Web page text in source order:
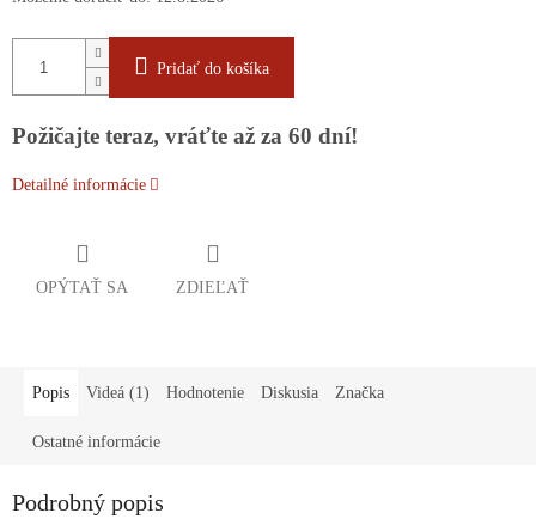
Pridať do košíka
Požičajte teraz, vráťte až za 60 dní!
Detailné informácie
OPÝTAŤ SA ZDIEĽAŤ
Popis Videá (1) Hodnotenie Diskusia Značka
Ostatné informácie
Podrobný popis